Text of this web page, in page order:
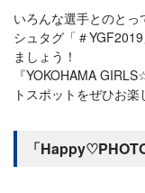
いろんな選手とのとっ
シュタグ「＃
ましょう！
『YOKOHAMA
トスポットをぜひお楽
「